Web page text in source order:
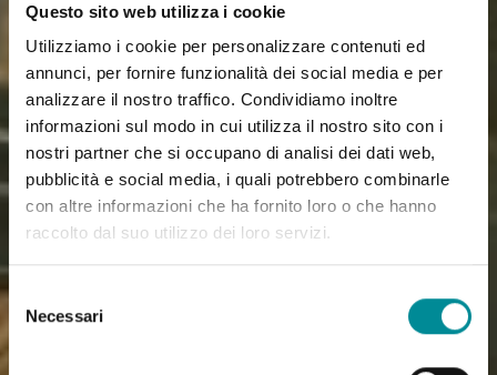
Questo sito web utilizza i cookie
Utilizziamo i cookie per personalizzare contenuti ed
annunci, per fornire funzionalità dei social media e per
analizzare il nostro traffico. Condividiamo inoltre
informazioni sul modo in cui utilizza il nostro sito con i
nostri partner che si occupano di analisi dei dati web,
pubblicità e social media, i quali potrebbero combinarle
con altre informazioni che ha fornito loro o che hanno
raccolto dal suo utilizzo dei loro servizi.
Selezione
delNecessari